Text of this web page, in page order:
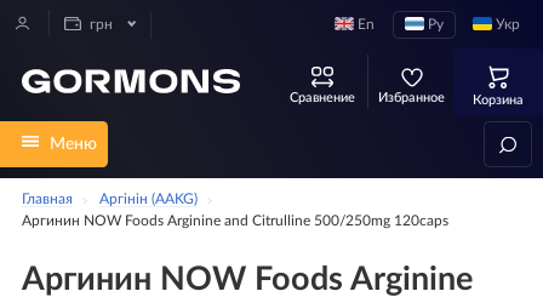
грн Укр
Ру
En
Сравнение Избранное Корзина
Меню
Главная
Аргінін (AAKG)
Аргинин NOW Foods Arginine and Citrulline 500/250mg 120caps
Аргинин NOW Foods Arginine